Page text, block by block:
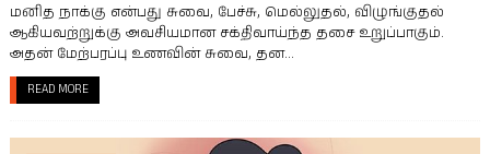
மனித நாக்கு என்பது சுவை, பேச்சு, மெல்லுதல், விழுங்குதல்
ஆகியவற்றுக்கு அவசியமான சக்திவாய்ந்த தசை உறுப்பாகும்.
அதன் மேற்பரப்பு உணவின் சுவை, தன...
READ MORE